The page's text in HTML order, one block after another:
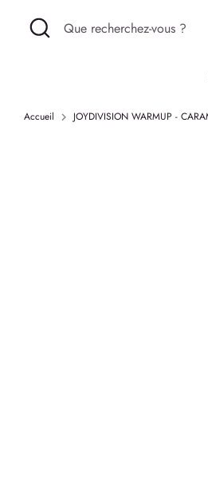
Recherche
Que
recherchez-
Accueil
JOYDIVISION WARMUP -